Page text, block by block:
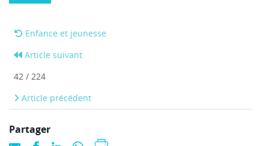
Enfance et jeunesse
Article suivant
42 / 224
Article précédent
Partager